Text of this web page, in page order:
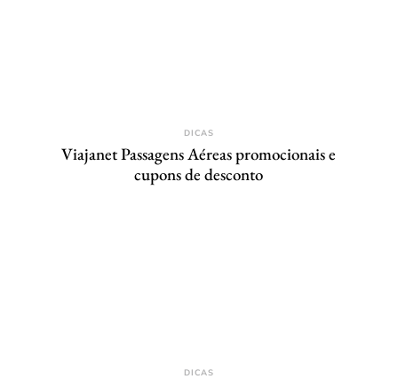
DICAS
Viajanet Passagens Aéreas promocionais e
cupons de desconto
DICAS